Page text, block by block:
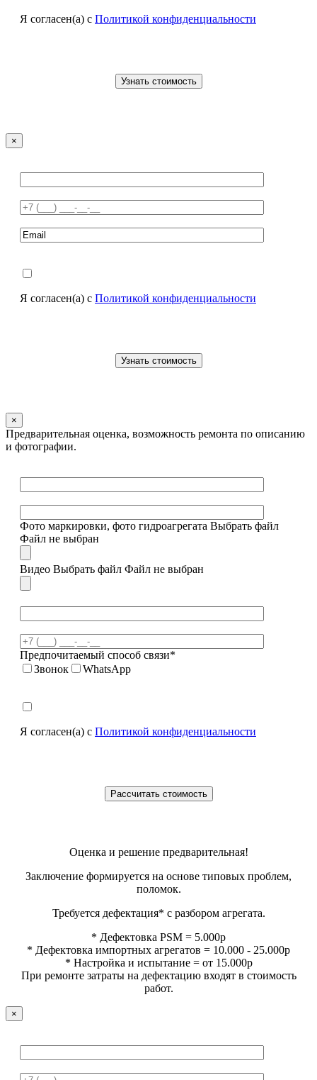
Я согласен(а) с Политикой конфиденциальности
×
Я согласен(а) с Политикой конфиденциальности
×
Предварительная оценка, возможность ремонта по описанию
и фотографии.
Фото маркировки, фото гидроагрегата Выбрать файл
Файл не выбран
Видео Выбрать файл Файл не выбран
Предпочитаемый способ связи*
Звонок
WhatsApp
Я согласен(а) с Политикой конфиденциальности
Оценка и решение предварительная!
Заключение формируется на основе типовых проблем,
поломок.
Требуется дефектация* с разбором агрегата.
* Дефектовка PSM = 5.000р
* Дефектовка импортных агрегатов = 10.000 - 25.000р
* Настройка и испытание = от 15.000р
При ремонте затраты на дефектацию входят в стоимость
работ.
×